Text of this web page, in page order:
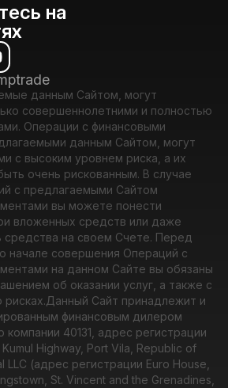
на
данным Сайтом, могут
совершеннолетними и полностью
Операции с финансовыми
данным Сайтом, могут
с высоким уровнем риска, а их
очень рискованным. В случае
с предлагаемыми Сайтом
вы можете понести
вложенных средств или даже
средства на своем Счете. Перед
начале совершения Операций с
на данном Сайте вы обязаны
об оказании услуг, а также с
Данный Сайт принадлежит и
финансовым дилером
компании 40131, адрес регистрации
Highway, Port Vila, Republic of
LLC (адрес регистрации Euro House,
St. Vincent and the Grenadines,